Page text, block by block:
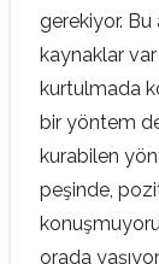
gerekiyor.
kaynaklar
kurtulmada
bir yöntem
kurabilen
peşinde,
orada